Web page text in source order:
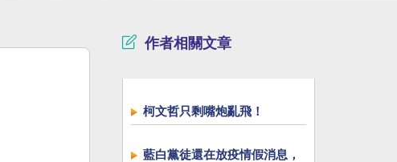
作者相關文章
柯文哲只剩嘴炮亂飛！
藍白黨徒還在放疫情假消息，